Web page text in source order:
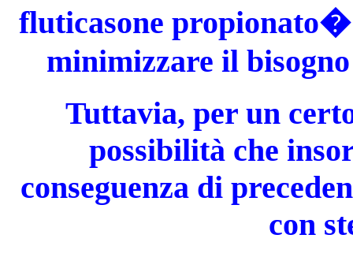
fluticasone
minimizzare il
Tuttavia, per un
possibilità che
conseguenza di
con